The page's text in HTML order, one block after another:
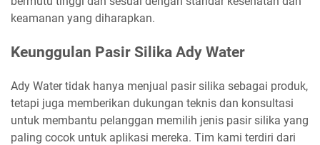
keamanan yang diharapkan.
Keunggulan Pasir Silika Ady Water
Ady Water tidak hanya menjual pasir silika sebagai produk,
tetapi juga memberikan dukungan teknis dan konsultasi
untuk membantu pelanggan memilih jenis pasir silika yang
paling cocok untuk aplikasi mereka. Tim kami terdiri dari